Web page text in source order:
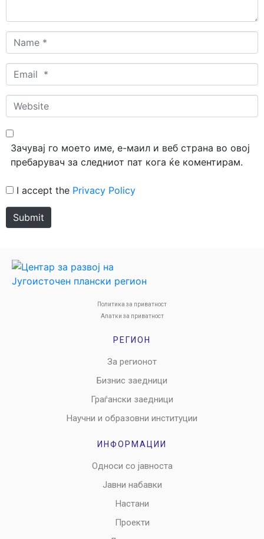
Name
*
Email
*
Website
Зачувај го моето име, е-маил и веб страна во овој
пребарувач за следниот пат кога ќе коментирам.
I accept the Privacy Policy
Submit
Политика за приватност
Алатки за приватност
РЕГИОН
За регионот
Бизнис заедници
Граѓански заедници
Научни и образовни институции
ИНФОРМАЦИИ
Односи со јавноста
Јавни набавки
Настани
Проекти